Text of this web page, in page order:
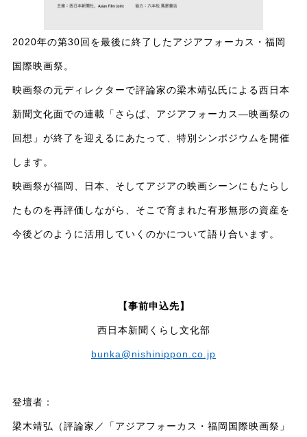
2020年の第30回を最後に終了したアジアフォーカス・福岡
国際映画祭。
映画祭の元ディレクターで評論家の梁木靖弘氏による西日本
新聞文化面での連載「さらば、アジアフォーカス―映画祭の
回想」が終了を迎えるにあたって、特別シンポジウムを開催
します。
映画祭が福岡、日本、そしてアジアの映画シーンにもたらし
たものを再評価しながら、そこで育まれた有形無形の資産を
今後どのように活用していくのかについて語り合います。
【事前申込先】
西日本新聞くらし文化部
bunka@nishinippon.co.jp
登壇者：
梁木靖弘（評論家／「アジアフォーカス・福岡国際映画祭」